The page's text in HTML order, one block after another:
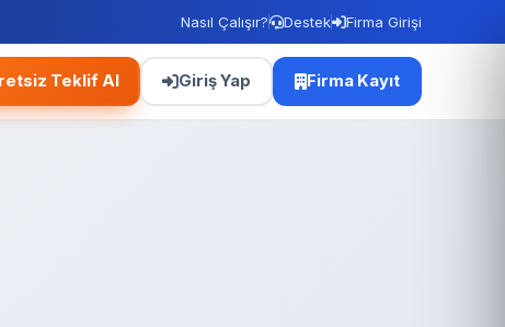
Nasıl Çalışır? Destek Firma Girişi
Teklif Al Giriş Yap Firma Kayıt